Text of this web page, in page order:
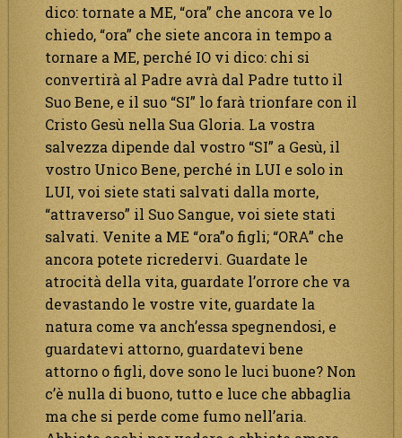
dico: tornate a ME, “ora” che ancora ve lo
chiedo, “ora” che siete ancora in tempo a
tornare a ME, perché IO vi dico: chi si
convertirà al Padre avrà dal Padre tutto il
Suo Bene, e il suo “SI” lo farà trionfare con il
Cristo Gesù nella Sua Gloria. La vostra
salvezza dipende dal vostro “SI” a Gesù, il
vostro Unico Bene, perché in LUI e solo in
LUI, voi siete stati salvati dalla morte,
“attraverso” il Suo Sangue, voi siete stati
salvati. Venite a ME “ora”o figli; “ORA” che
ancora potete ricredervi. Guardate le
atrocità della vita, guardate l’orrore che va
devastando le vostre vite, guardate la
natura come va anch’essa spegnendosi, e
guardatevi attorno, guardatevi bene
attorno o figli, dove sono le luci buone? Non
c’è nulla di buono, tutto e luce che abbaglia
ma che si perde come fumo nell’aria.